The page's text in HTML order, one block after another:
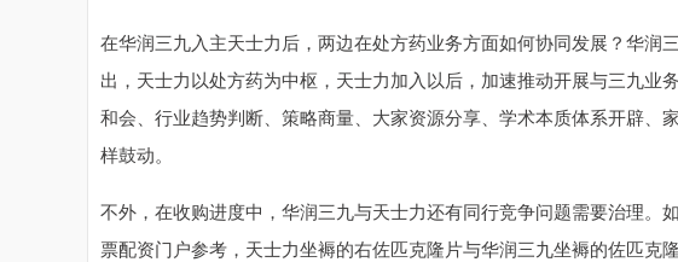
在华润三九入主天士力后，两边在处方药业务方面如何协同发展？华润
出，天士力以处方药为中枢，天士力加入以后，加速推动开展与三九业
和会、行业趋势判断、策略商量、大家资源分享、学术本质体系开辟、
样鼓动。
不外，在收购进度中，华润三九与天士力还有同行竞争问题需要治理。
票配资门户参考，天士力坐褥的右佐匹克隆片与华润三九坐褥的佐匹克